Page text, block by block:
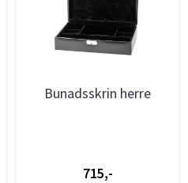
Bunadsskrin herre
715,-